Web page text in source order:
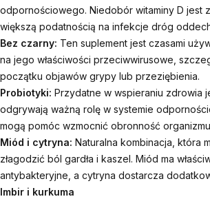
odpornościowego. Niedobór witaminy D jest
większą podatnością na infekcje dróg
Bez czarny: Ten suplement jest czasami
na jego właściwości przeciwwirusowe,
początku objawów grypy lub przeziębienia.
Probiotyki: Przydatne w wspieraniu zdrowia
odgrywają ważną rolę w systemie
mogą pomóc wzmocnić obronność
Miód i cytryna: Naturalna kombinacja, która
złagodzić ból gardła i kaszel. Miód ma
antybakteryjne, a cytryna dostarcza
Imbir i kurkuma